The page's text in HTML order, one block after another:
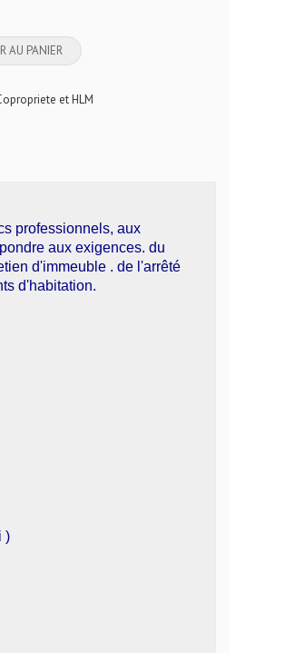
AU PANIER
et HLM
professionnels, aux
aux exigences. du
d'immeuble . de l'arrêté
d'habitation.
)